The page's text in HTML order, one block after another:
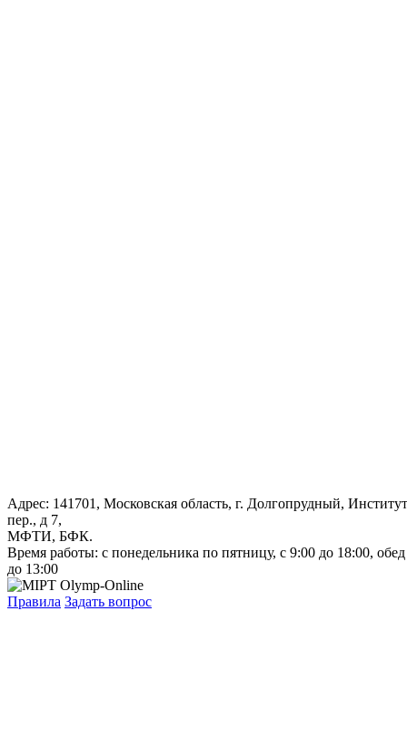
Адрес: 141701, Московская область, г. Долгопрудный,
пер., д 7,
МФТИ, БФК.
Время работы: с понедельника по пятницу, с 9:00 до 18:00,
до 13:00
Правила Задать вопрос